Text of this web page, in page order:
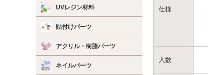
UVレジン材料
貼付けパーツ
アクリル・樹脂パーツ
ネイルパーツ
仕様
入数